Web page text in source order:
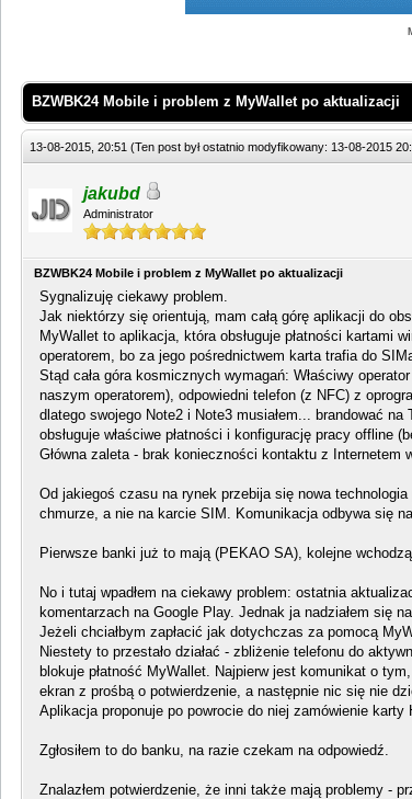
BZWBK24 Mobile i problem z MyWallet po aktualizacji
13-08-2015, 20:51 (Ten post był ostatnio modyfikowany: 13-08-2015
jakubd
Administrator
BZWBK24 Mobile i problem z MyWallet po aktualizacji
Sygnalizuję ciekawy problem.
Jak niektórzy się orientują, mam całą górę aplikacji do
MyWallet to aplikacja, która obsługuje płatności kartami
operatorem, bo za jego pośrednictwem karta trafia do
Stąd cała góra kosmicznych wymagań: Właściwy
naszym operatorem), odpowiedni telefon (z NFC) z
dlatego swojego Note2 i Note3 musiałem... brandować
obsługuje właściwe płatności i konfigurację pracy offline
Główna zaleta - brak konieczności kontaktu z Internetem
Od jakiegoś czasu na rynek przebija się nowa
chmurze, a nie na karcie SIM. Komunikacja odbywa się
Pierwsze banki już to mają (PEKAO SA), kolejne
No i tutaj wpadłem na ciekawy problem: ostatnia
komentarzach na Google Play. Jednak ja nadziałem się
Jeżeli chciałbym zapłacić jak dotychczas za pomocą
Niestety to przestało działać - zbliżenie telefonu do
blokuje płatność MyWallet. Najpierw jest komunikat o
ekran z prośbą o potwierdzenie, a następnie nic się nie
Aplikacja proponuje po powrocie do niej zamówienie
Zgłosiłem to do banku, na razie czekam na odpowiedź.
Znalazłem potwierdzenie, że inni także mają problemy -